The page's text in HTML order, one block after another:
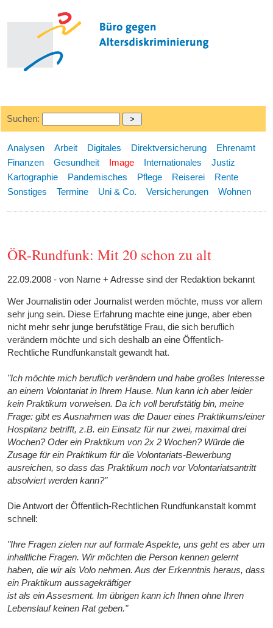
Suchen:
Analysen Arbeit Digitales Direktversicherung
Ehrenamt
Finanzen
Gesundheit Image Internationales
Justiz
Kartographie
Pandemisches Pflege Reiserei
Rente
Sonstiges
Termine Uni & Co. Versicherungen Wohnen
ÖR-Rundfunk: Mit 20 schon zu alt
22.09.2008 - von Name + Adresse sind der Redaktion bekannt
Wer Journalistin oder Journalist werden möchte, muss vor allem
sehr jung sein. Diese Erfahrung machte eine junge, aber eben
nicht mehr sehr junge berufstätige Frau, die sich beruflich
verändern möchte und sich deshalb an eine Öffentlich-
Rechtliche Rundfunkanstalt gewandt hat.
"Ich möchte mich beruflich verändern und habe großes Interesse
an einem Volontariat in Ihrem Hause. Nun kann ich aber leider
kein Praktikum vorweisen. Da ich voll berufstätig bin, meine
Frage: gibt es Ausnahmen was die Dauer eines Praktikums/einer
Hospitanz betrifft, z.B. ein Einsatz für nur zwei, maximal drei
Wochen? Oder ein Praktikum von 2x 2 Wochen? Würde die
Zusage für ein Praktikum für die Volontariats-Bewerbung
ausreichen, so dass das Praktikum noch vor Volontariatsantritt
absolviert werden kann?"
Die Antwort der Öffentlich-Rechtlichen Rundfunkanstalt kommt
schnell:
"Ihre Fragen zielen nur auf formale Aspekte, uns geht es aber um
inhaltliche Fragen. Wir möchten die Person kennen gelernt
haben, die wir als Volo nehmen. Aus der Erkenntnis heraus, dass
ein Praktikum aussagekräftiger
ist als ein Assesment. Im übrigen kann ich Ihnen ohne Ihren
Lebenslauf keinen Rat geben."